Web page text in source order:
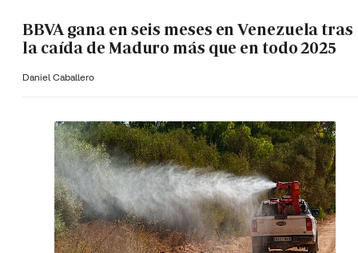
BBVA gana en seis meses en Venezuela tras
la caída de Maduro más que en todo 2025
Daniel Caballero